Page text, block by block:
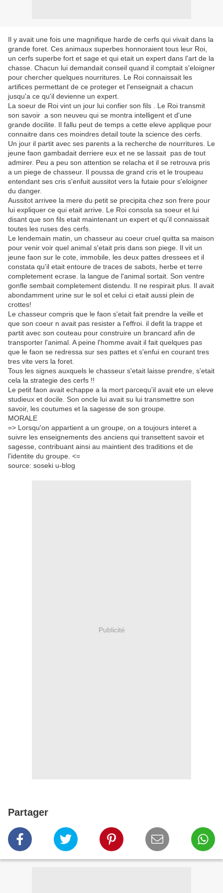
Il y avait une fois une magnifique harde de cerfs qui vivait dans la
grande foret. Ces animaux superbes honnoraient tous leur Roi,
un cerfs superbe fort et sage et qui etait un expert dans l'art de la
chasse. Chacun lui demandait conseil quand il comptait s'eloigner
pour chercher quelques nourritures. Le Roi connaissait les
artifices permettant de ce proteger et l'enseignait a chacun
jusqu'a ce qu'il devienne un expert.
La soeur de Roi vint un jour lui confier son fils . Le Roi transmit
son savoir a son neuveu qui se montra intelligent et d'une
grande docilite. Il fallu peut de temps a cette eleve applique pour
connaitre dans ces moindres detail toute la science des cerfs.
Un jour il partit avec ses parents a la recherche de nourritures. Le
jeune faon gambadait derriere eux et ne se lassait pas de tout
admirer. Peu a peu son attention se relacha et il se retrouva pris
a un piege de chasseur. Il poussa de grand cris et le troupeau
entendant ses cris s'enfuit aussitot vers la futaie pour s'eloigner
du danger.
Aussitot arrivee la mere du petit se precipita chez son frere pour
lui expliquer ce qui etait arrive. Le Roi consola sa soeur et lui
disant que son fils etait maintenant un expert et qu'il connaissait
toutes les ruses des cerfs.
Le lendemain matin, un chasseur au coeur cruel quitta sa maison
pour venir voir quel animal s'etait pris dans son piege. Il vit un
jeune faon sur le cote, immobile, les deux pattes dressees et il
constata qu'il etait entoure de traces de sabots, herbe et terre
completement ecrase. la langue de l'animal sortait. Son ventre
gonfle sembait completement distendu. Il ne respirait plus. Il avait
abondamment urine sur le sol et celui ci etait aussi plein de
crottes!
Le chasseur compris que le faon s'etait fait prendre la veille et
que son coeur n avait pas resister a l'effroi. il defit la trappe et
partit avec son couteau pour construire un brancard afin de
transporter l'animal. A peine l'homme avait il fait quelques pas
que le faon se redressa sur ses pattes et s'enfui en courant tres
tres vite vers la foret.
Tous les signes auxquels le chasseur s'etait laisse prendre, s'etait
cela la strategie des cerfs !!
Le petit faon avait echappe a la mort parcequ'il avait ete un eleve
studieux et docile. Son oncle lui avait su lui transmettre son
savoir, les coutumes et la sagesse de son groupe.
MORALE
=> Lorsqu'on appartient a un groupe, on a toujours interet a
suivre les enseignements des anciens qui transettent savoir et
sagesse, contribuant ainsi au maintient des traditions et de
l'identite du groupe. <=
source: soseki u-blog
Publicité
Partager